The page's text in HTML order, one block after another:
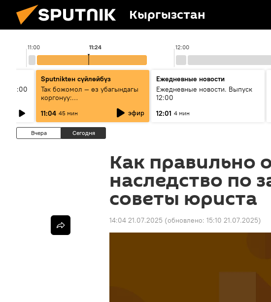
Кыргызстан
11:00 12:00
11:24
11:00
Sputnikteн сүйлөйбүз
Так божомол — өз убагындагы
коргонуу:
гидрометеорологиялык кызмат
кантип өркүндөтүлүүдө
11:04 45 мин эфир
Ежедневные новости
Ежедневные новости. Выпуск
12:00
12:01 4 мин
Вчера Сегодня
Как правильно
наследство по
советы юриста
14:04 21.07.2025 (обновлено: 15:10 21.07.2025)